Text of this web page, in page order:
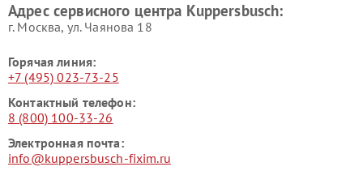
Ремонт сушильных машин Kuppersbusch
Адрес сервисного центра Kuppersbusch:
г. Москва, ул. Чаянова 18
Горячая линия:
+7 (495) 023-73-25
Контактный телефон:
8 (800) 100-33-26
Электронная почта:
info@kuppersbusch-fixim.ru